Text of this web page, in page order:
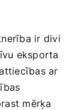
ir divi⁢
eksporta
ar
mērķa